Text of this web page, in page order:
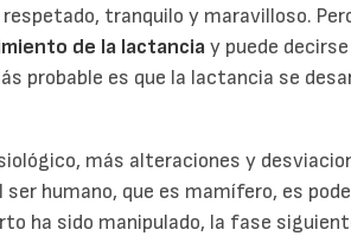
tranquilo y maravilloso.
de la lactancia y puede
probable es que la lactancia se
más alteraciones y
humano, que es mamífero, es
ha sido manipulado, la fase